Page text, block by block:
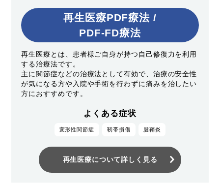
再生医療PDF療法 /
PDF-FD療法
再生医療とは、患者様ご自身が持つ自己修復力を利用
する治療法です。
主に関節症などの治療法として有効で、治療の安全性
が気になる方や入院や手術を行わずに痛みを治したい
方におすすめです。
よくある症状
変形性関節症 靭帯損傷 腱鞘炎
再生医療について詳しく見る